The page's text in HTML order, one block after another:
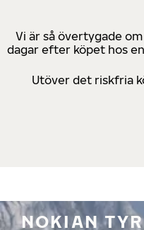
Vi är så övertygade
dagar efter köpet hos
Utöver det riskfria
NOKIAN